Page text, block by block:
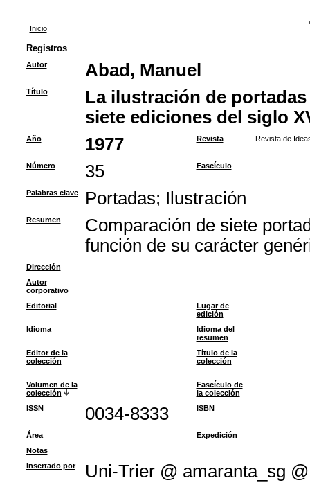
Inicio
Registros
Autor Abad, Manuel
Título
La ilustración de
siete ediciones del siglo
Año 1977 Revista Revista de
Número 35 Fascículo
Palabras clave Portadas; Ilustración
Resumen
Comparación de siete
función de su carácter
Dirección
Autor
corporativo
Editorial
Lugar de
edición
Idioma
Idioma del
resumen
Editor de la
colección
Título de la
colección
Volumen de la
colección
Fascículo de
la colección
ISSN
0034-8333 ISBN
Área
Expedición
Notas
Insertado por
Uni-Trier @ amaranta_sg @